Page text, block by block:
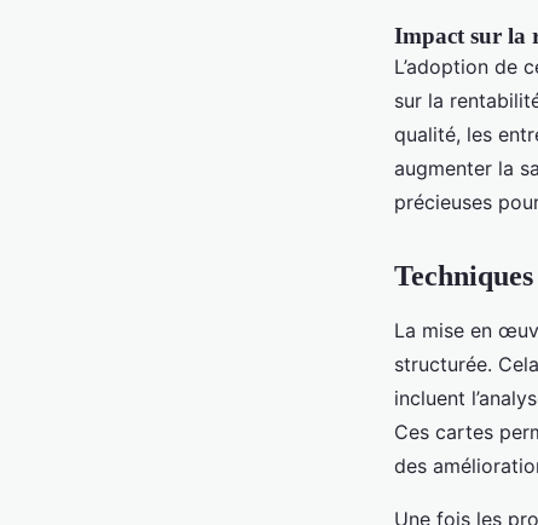
Impact sur la
L’adoption de
sur la
qualité, les
augmenter la
précieuses
La mise en
structurée.
incluent
Ces cartes
des
Une fois les